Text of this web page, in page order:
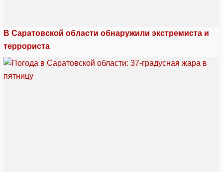
В Саратовской области обнаружили экстремиста и
террориста